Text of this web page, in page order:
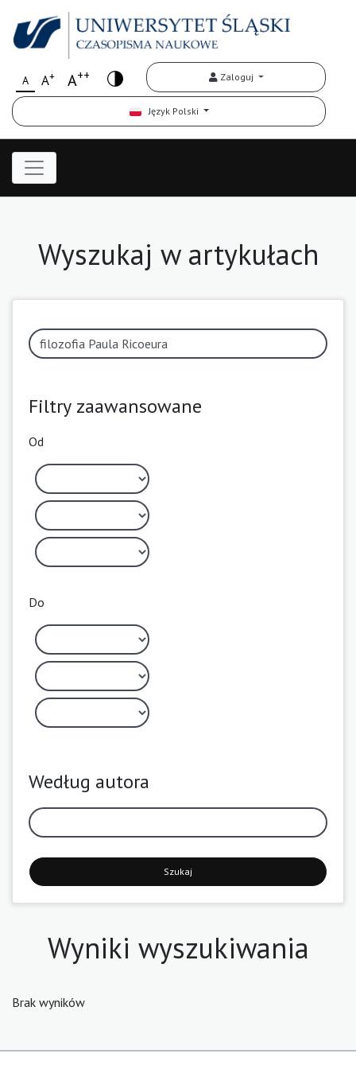
A A+ A++ Zaloguj
Język Polski
Wyszukaj w artykułach
Filtry zaawansowane
Od
Do
Według autora
Szukaj
Wyniki wyszukiwania
Brak wyników